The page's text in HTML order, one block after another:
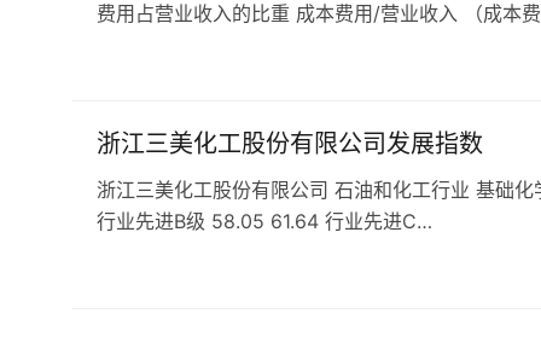
费用占营业收入的比重 成本费用/营业收入 （成本
浙江三美化工股份有限公司发展指数
浙江三美化工股份有限公司 石油和化工行业 基础
行业先进B级 58.05 61.64 行业先进C…